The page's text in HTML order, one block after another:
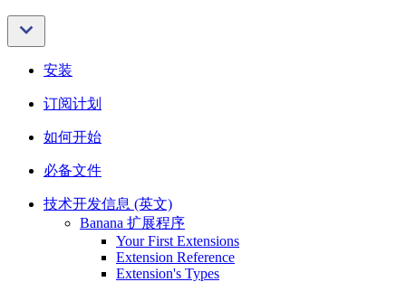
安装
订阅计划
如何开始
必备文件
技术开发信息 (英文)
Banana 扩展程序
Your First Extensions
Extension Reference
Extension's Types